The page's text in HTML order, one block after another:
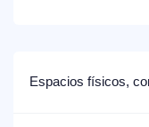
Espacios físicos,